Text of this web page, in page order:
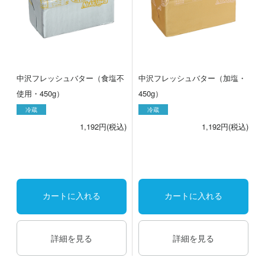
中沢フレッシュバター（食塩不
使用・450g）
冷蔵
1,192円(税込)
カートに入れる
詳細を見る
中沢フレッシュバター（加塩・
450g）
冷蔵
1,192円(税込)
カートに入れる
詳細を見る